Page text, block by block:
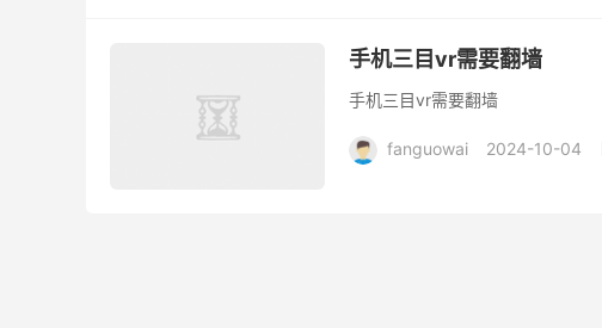
手机三目vr需要翻墙
手机三目vr需要翻墙
fanguowai 2024-10-04